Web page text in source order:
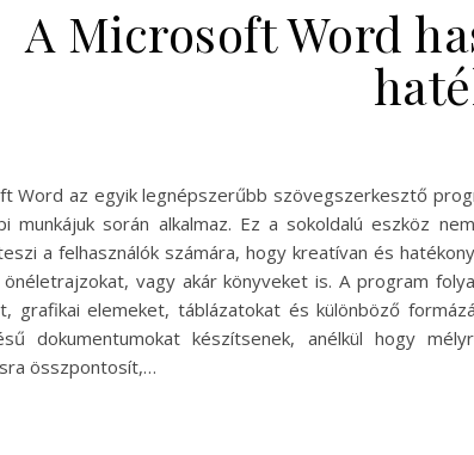
A Microsoft Word
Word az egyik legnépszerűbb szövegszerkesztő
munkájuk során alkalmaz. Ez a sokoldalú eszköz
a felhasználók számára, hogy kreatívan és
vagy akár könyveket is. A program
grafikai elemeket, táblázatokat és különböző
dokumentumokat készítsenek, anélkül hogy
összpontosít,…